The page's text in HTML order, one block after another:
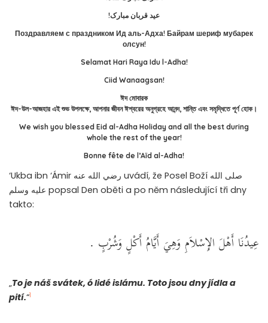
!عید قربان مبارک
Поздравляем с праздником Ид аль-Адха! Байрам шериф мубарек
олсун!
Selamat Hari Raya Idu l-Adha!
Ciid Wanaagsan!
ঈদ মোবারক
ঈদ-উল-আজহার এই শুভ উপলক্ষে, আপনার জীবন ঈশ্বরের অনুগ্রহে আনন্দ, শান্তি এবং সমৃদ্ধিতে পূর্ণ হোক।
We wish you blessed Eid al-Adha Holiday and all the best during
whole the rest of the year!
Bonne fête de l’Aïd al-Adha!
‘Ukba ibn ‘Ámir رضي الله عنه uvádí, že Posel Boží صلى الله
عليه وسلم popsal Den oběti a po něm následující tři dny
takto:
عِيدُنَا أَهْلَ الإِسْلاَمِ وَهِيَ أَيَّامُ أَكْلٍ وَشُرْبٍ ‏.
„To je náš svátek, ó lidé islámu. Toto jsou dny jídla a
pití.“1